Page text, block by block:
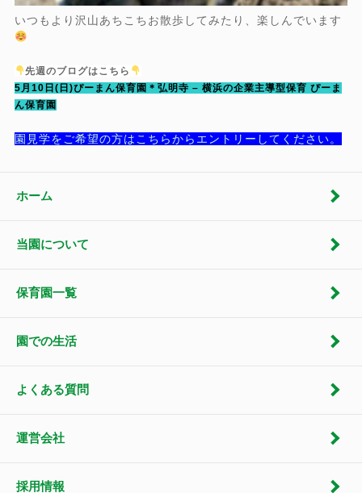
いつもより沢山あちこちお散歩してみたり、楽しんでいます
先週のブログはこちら
5月10日(日)ぴーまん保育園＊弘明寺 – 横浜の企業主導型保育 ぴーま
ん保育園
園見学をご希望の方はこちらからエントリーしてください。
ホーム
当園について
保育園一覧
園での生活
よくある質問
運営会社
採用情報